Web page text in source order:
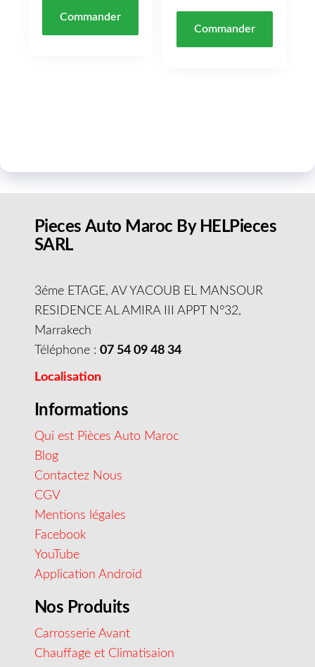
Commander
Commander
Pieces Auto Maroc By HELPieces
SARL
3éme ETAGE, AV YACOUB EL MANSOUR
RESIDENCE AL AMIRA III APPT N°32,
Marrakech
Téléphone : 07 54 09 48 34
Localisation
Informations
Qui est Pièces Auto Maroc
Blog
Contactez Nous
CGV
Mentions légales
Facebook
YouTube
Application Android
Nos Produits
Carrosserie Avant
Chauffage et Climatisaion